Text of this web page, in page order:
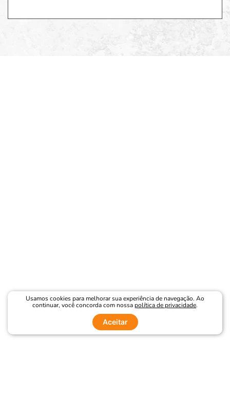
Usamos cookies para melhorar sua experiência de navegação. Ao
continuar, você concorda com nossapolítica de privacidade.
Aceitar